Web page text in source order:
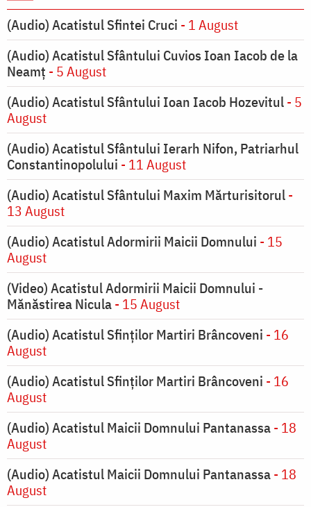
(Audio) Acatistul Sfintei Cruci - 1 August
(Audio) Acatistul Sfântului Cuvios Ioan Iacob de la
Neamț - 5 August
(Audio) Acatistul Sfântului Ioan Iacob Hozevitul- 5
August
(Audio) Acatistul Sfântului Ierarh Nifon, Patriarhul
Constantinopolului - 11 August
(Audio) Acatistul Sfântului Maxim Mărturisitorul-
13 August
(Audio) Acatistul Adormirii Maicii Domnului - 15
August
(Video) Acatistul Adormirii Maicii Domnului -
Mănăstirea Nicula- 15 August
(Audio) Acatistul Sfinților Martiri Brâncoveni - 16
August
(Audio) Acatistul Sfinților Martiri Brâncoveni - 16
August
(Audio) Acatistul Maicii Domnului Pantanassa- 18
August
(Audio) Acatistul Maicii Domnului Pantanassa- 18
August